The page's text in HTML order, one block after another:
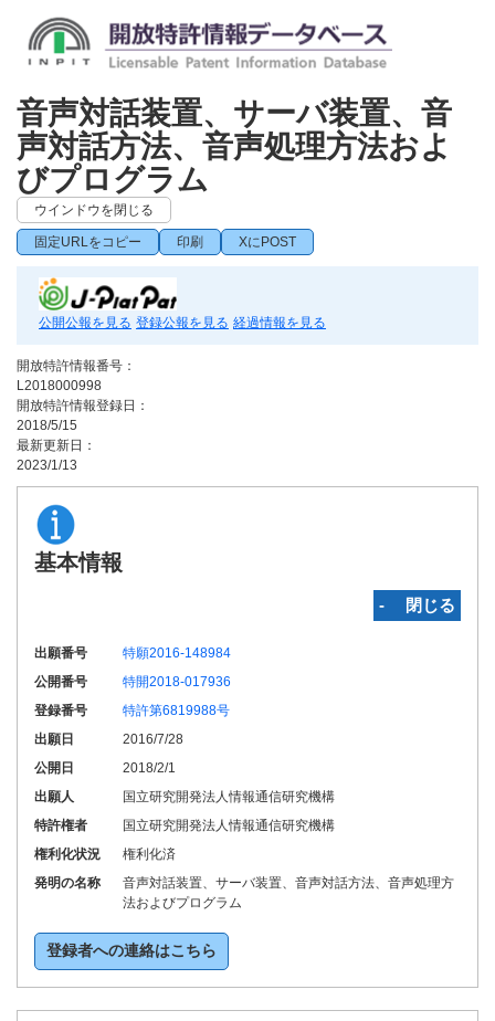
音声対話装置、サーバ装置、音
声対話方法、音声処理方法およ
びプログラム
ウインドウを閉じる
固定URLをコピー 印刷 XにPOST
公開公報を見る 登録公報を見る 経過情報を見る
開放特許情報番号：
L2018000998
開放特許情報登録日：
2018/5/15
最新更新日：
2023/1/13
基本情報
‐ 閉じる
出願番号
特願2016-148984
公開番号
特開2018-017936
登録番号
特許第6819988号
出願日
2016/7/28
公開日
2018/2/1
出願人
国立研究開発法人情報通信研究機構
特許権者
国立研究開発法人情報通信研究機構
権利化状況
権利化済
発明の名称
音声対話装置、サーバ装置、音声対話方法、音声処理方
法およびプログラム
登録者への連絡はこちら